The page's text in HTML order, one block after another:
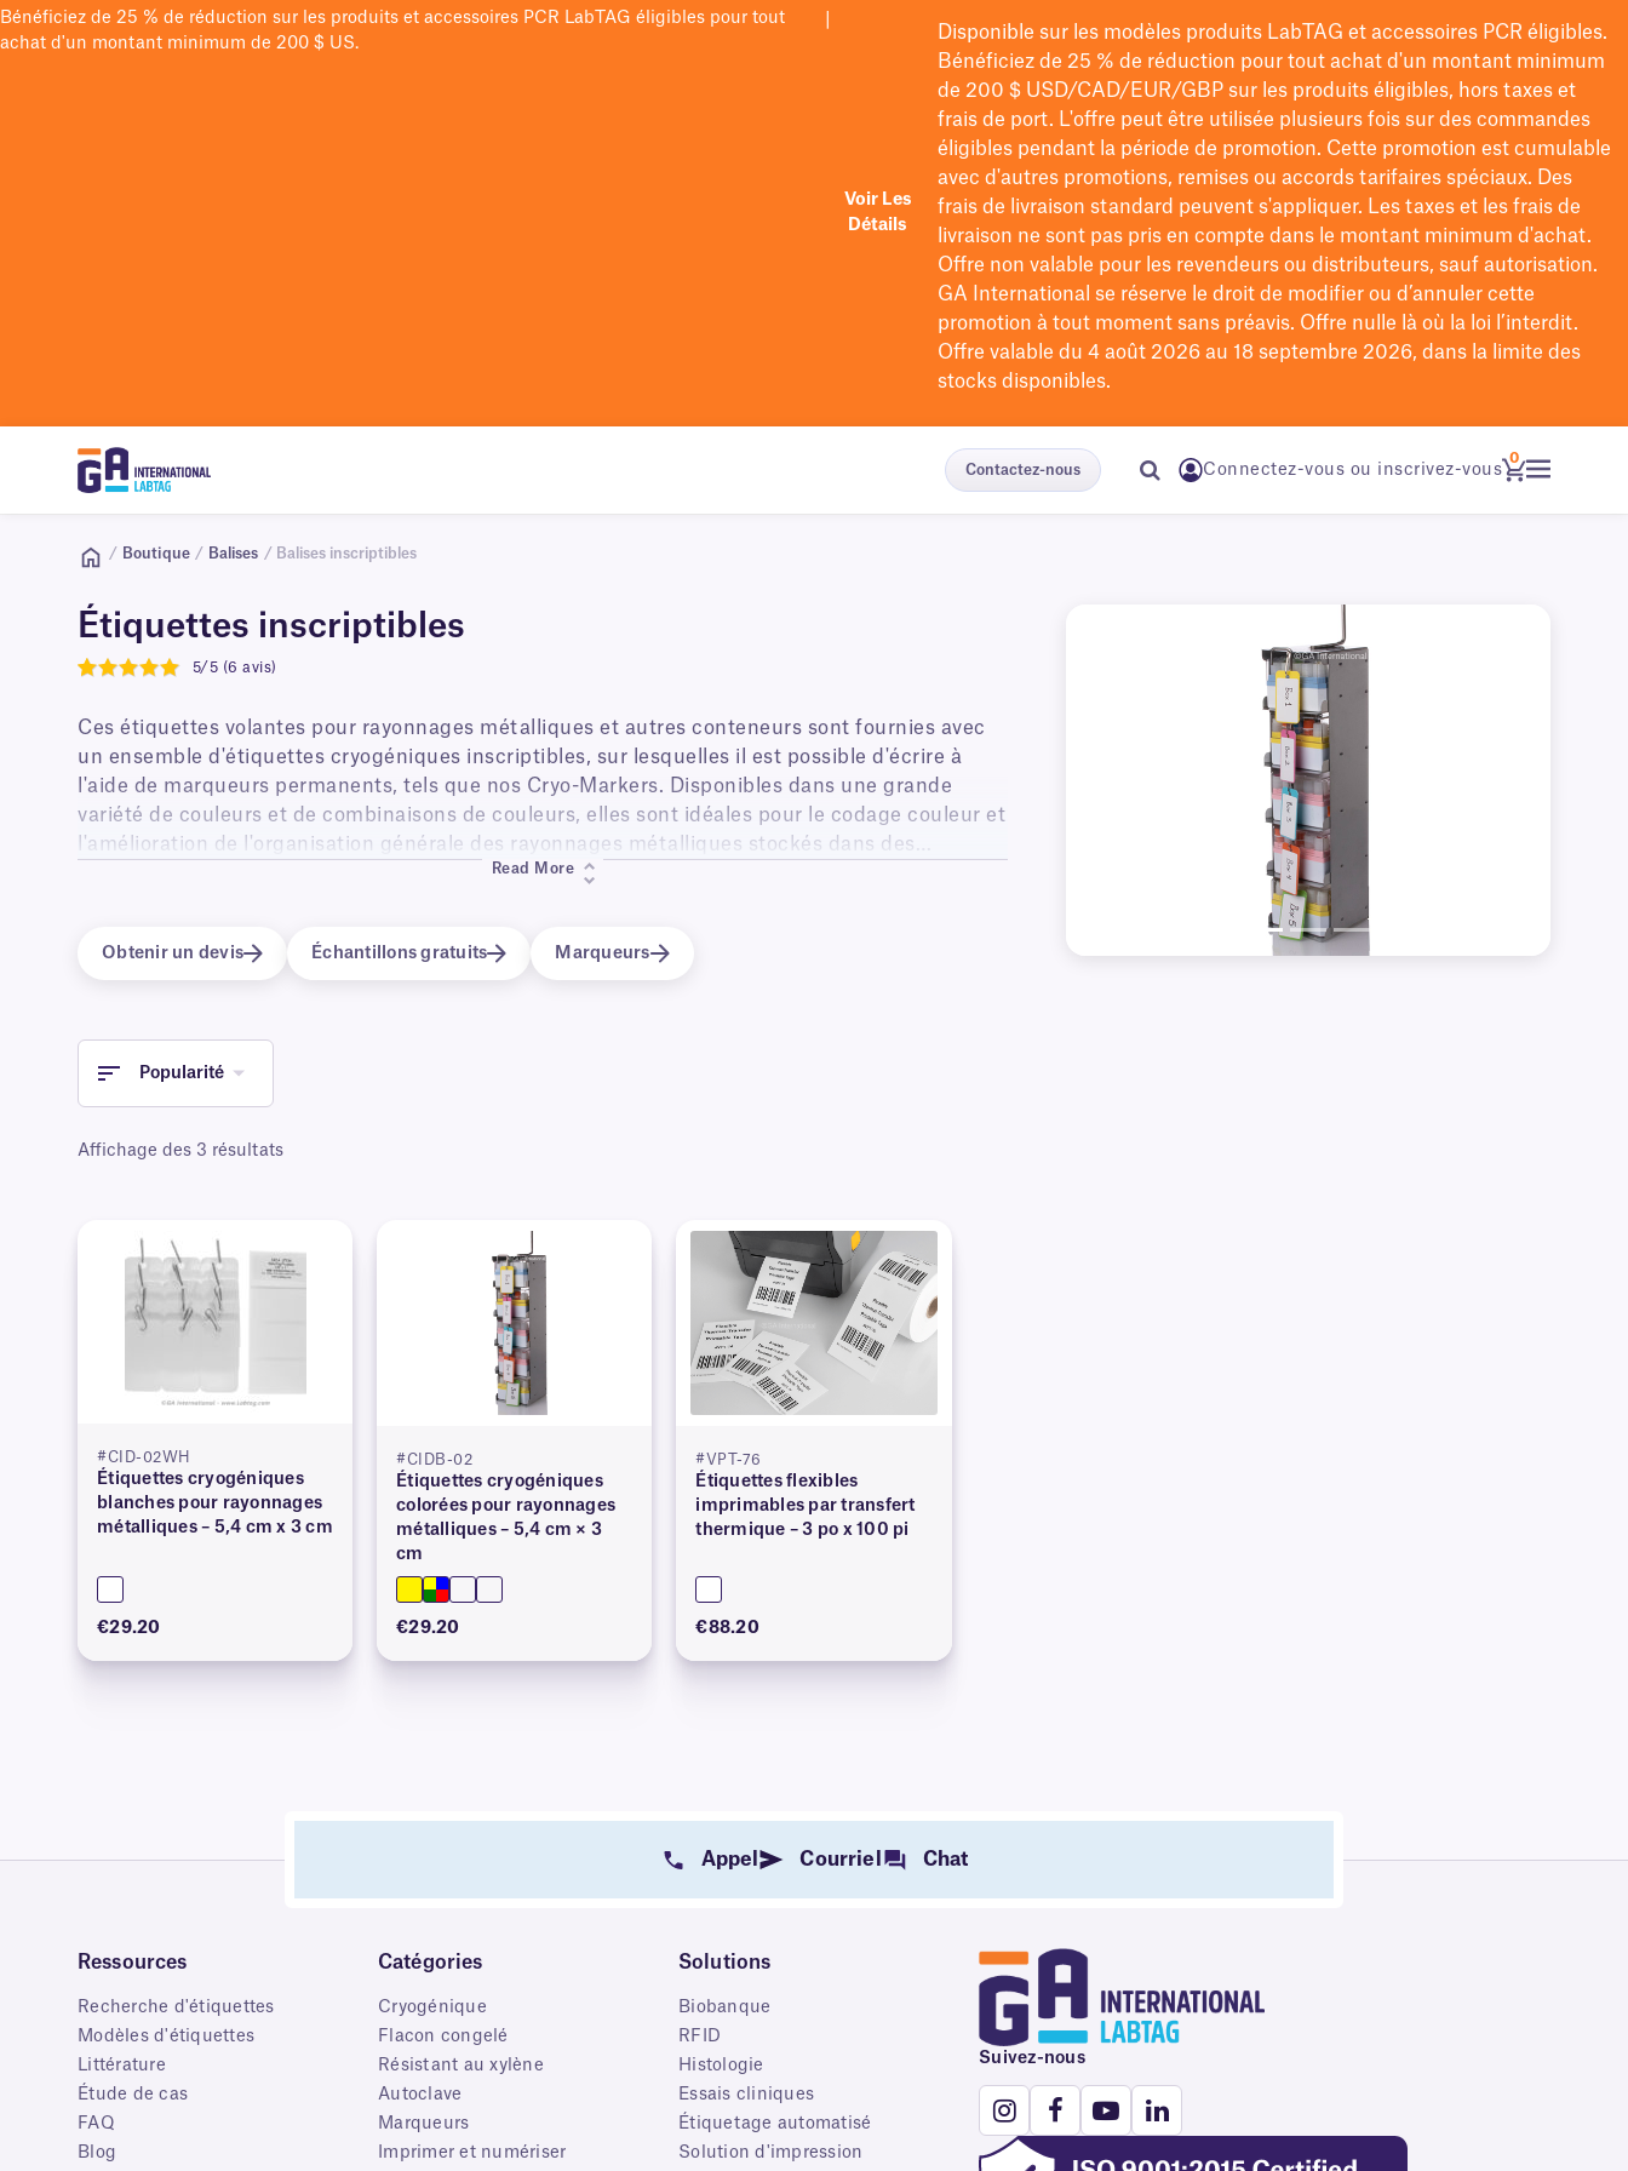
Bénéficiez de 25 % de réduction sur les produits et accessoires PCR LabTAG éligibles pour tout
achat d'un montant minimum de 200 $ US.
Voir Les
Détails
Disponible sur les modèles produits LabTAG et accessoires PCR éligibles.
Bénéficiez de 25 % de réduction pour tout achat d'un montant minimum
de 200 $USD/CAD/EUR/GBPsur les produits éligibles, hors taxes et
frais de port. L'offre peut être utilisée plusieurs fois sur des commandes
éligibles pendant la période de promotion. Cette promotion est cumulable
avec d'autres promotions, remises ou accords tarifaires spéciaux. Des
frais de livraison standard peuvent s'appliquer. Les taxes et les frais de
livraison ne sont pas pris en compte dans le montant minimum d'achat.
Offre non valable pour les revendeurs ou distributeurs, sauf autorisation.
GA International se réserve le droit de modifierou d’annuler cette
promotion à tout moment sans préavis. Offre nulle là où la loi l’interdit.
Offre valable du 4 août 2026 au 18 septembre 2026, dans la limite des
stocks disponibles.
Contactez-nous Connectez-vous ou inscrivez-vous
0
/ Boutique / Balises / Balises inscriptibles
Étiquettes inscriptibles
5/5 (6 avis)
Ces étiquettes volantes pour rayonnages métalliques et autres conteneurs sont fournies avec
un ensemble d'étiquettes cryogéniques inscriptibles, sur lesquelles il est possible d'écrire à
l'aide de marqueurs permanents, tels que nos Cryo-Markers. Disponibles dans une grande
variété de couleurs et de combinaisons de couleurs, elles sont idéales pour le codage couleur et
l'amélioration de l'organisation générale des rayonnages métalliques stockés dans des
congélateurs de laboratoire à basse température (-80 °C), ainsi que dans des réservoirs d'azote
Read More
Obtenir un devis Échantillons gratuits Marqueurs
Popularité
Affichage des 3 résultats
#CID-02WH
Étiquettes cryogéniques
blanches pour rayonnages
métalliques – 5,4 cm x 3 cm
€29.20
#CIDB-02
Étiquettes cryogéniques
colorées pour rayonnages
métalliques – 5,4 cm × 3
cm
€29.20
#VPT-76
Étiquettes flexibles
imprimables par transfert
thermique – 3 po x 100 pi
€88.20
Appel Courriel Chat
Ressources
Recherche d'étiquettes
Modèles d'étiquettes
Littérature
Étude de cas
FAQ
Blog
Catégories
Cryogénique
Flacon congelé
Résistant au xylène
Autoclave
Marqueurs
Imprimer et numériser
Solutions
Biobanque
RFID
Histologie
Essais cliniques
Étiquetage automatisé
Solution d'impression
Suivez-nous